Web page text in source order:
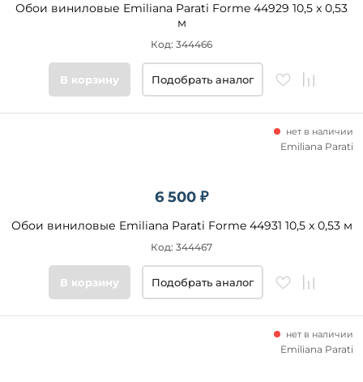
Обои виниловые Emiliana Parati Forme 44929 10,5 x 0,53
м
Код: 344466
В корзину Подобрать аналог
6 500 ₽
Обои виниловые Emiliana Parati Forme 44931 10,5 x 0,53 м
нет в наличии
Код: 344467
Emiliana Parati
В корзину Подобрать аналог
нет в наличии
Emiliana Parati